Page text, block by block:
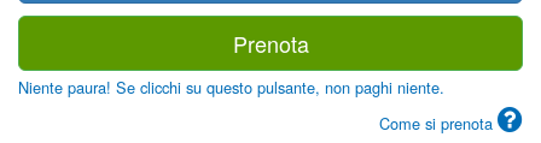
Prenota
Niente paura! Se clicchi su questo pulsante, non paghi niente.
Come si prenota